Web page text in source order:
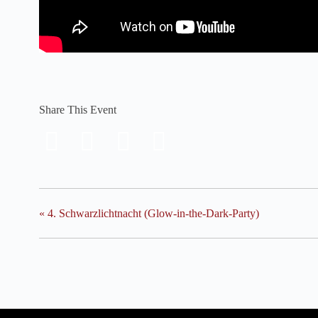
Share This Event
« 4. Schwarzlichtnacht (Glow-in-the-Dark-Party)